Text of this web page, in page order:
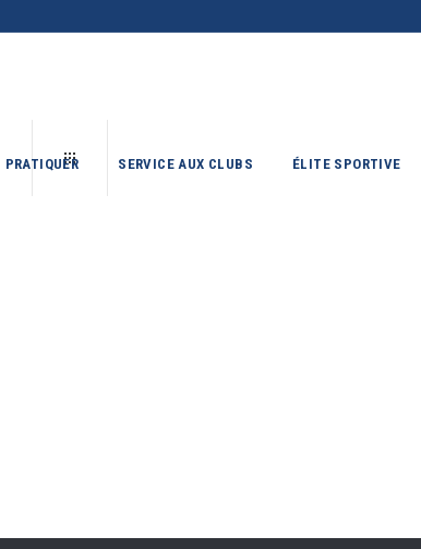
PRATIQUER SERVICE AUX CLUBS ÉLITE SPORTIVE